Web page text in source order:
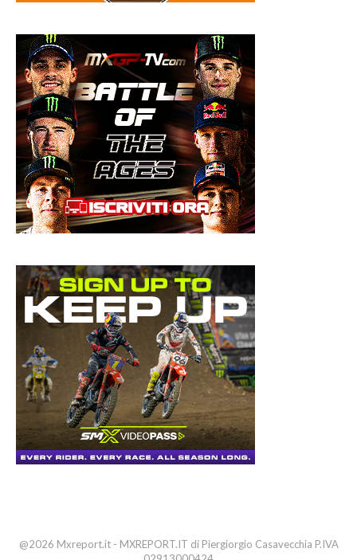
@2026 Mxreport.it - MXREPORT.IT di Piergiorgio Casavecchia P.IVA